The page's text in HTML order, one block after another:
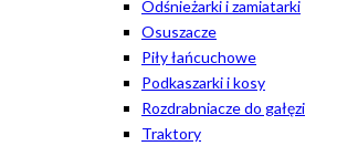
Odśnieżarki i zamiatarki
Osuszacze
Piły łańcuchowe
Podkaszarki i kosy
Rozdrabniacze do gałęzi
Traktory